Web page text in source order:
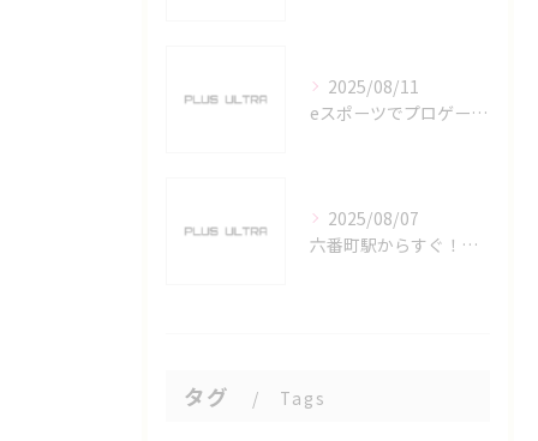
2025/08/11
eスポーツでプロゲーマーを目指す愛知県名古屋市の最新キャリアガイド
2025/08/07
六番町駅からすぐ！名古屋のeスポーツ施設で快適なプレイ環境を確保
タグ Tags